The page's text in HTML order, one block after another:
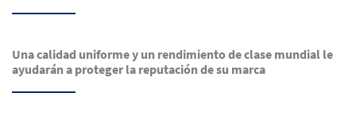
Una calidad uniforme y un rendimiento de clase mundial le
ayudarán a proteger la reputación de su marca